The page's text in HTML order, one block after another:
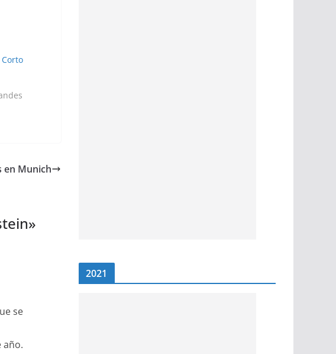
en Munich
»
se
año.
2021